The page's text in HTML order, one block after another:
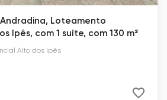
Loteamento
Ipês, com 1 suíte, com 130 m²
Alto dos Ipês